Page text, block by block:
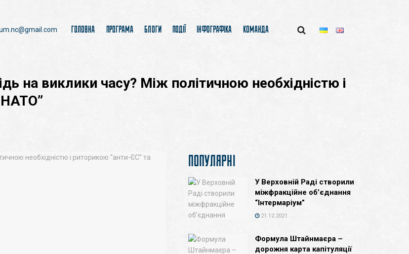
ГОЛОВНА ПРОГРАМА БЛОГИ ПОДІЇ ІНФОГРАФІКА КОМАНДА
на виклики часу? Між політичною необхідністю і
ПОПУЛЯРНІ
У Верховній Раді створили
міжфракційне об’єднання
“Інтермаріум”
21.12.2021
Формула Штайнмаєра –
дорожня карта капітуляції